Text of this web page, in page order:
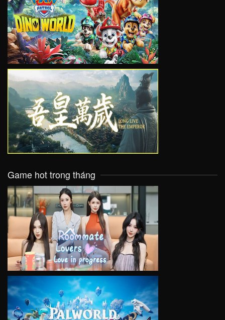
VIEW
VIEW
Game hot trong tháng
VIEW
VIEW